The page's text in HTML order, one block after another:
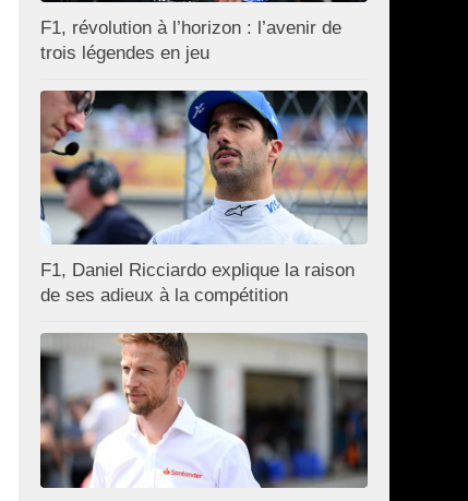
F1, révolution à l’horizon : l’avenir de
trois légendes en jeu
F1, Daniel Ricciardo explique la raison
de ses adieux à la compétition